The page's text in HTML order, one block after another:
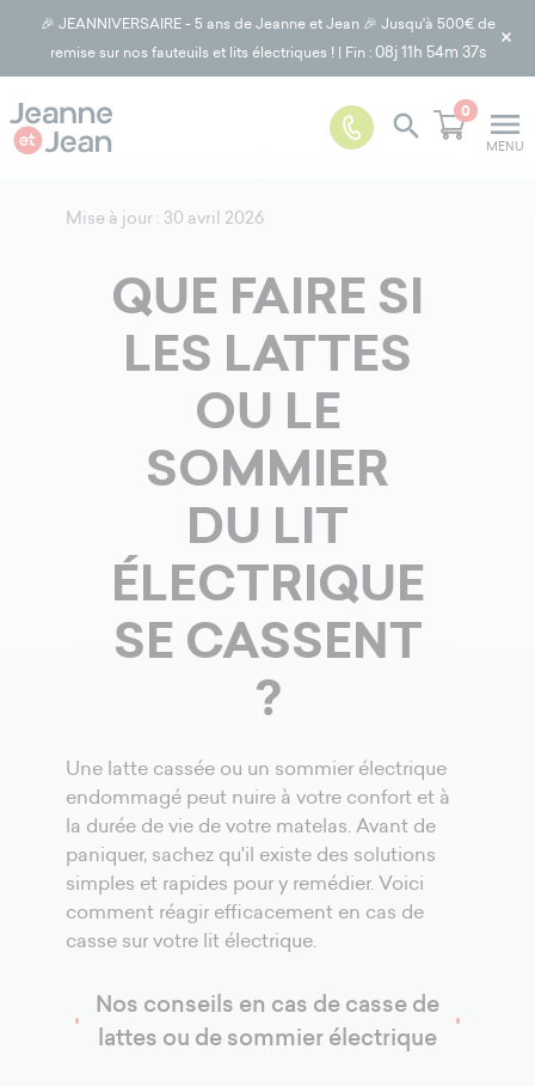
🎉 JEANNIVERSAIRE - 5 ans de Jeanne et Jean 🎉 Jusqu'à 500€ de
remise sur nos fauteuils et lits électriques ! | Fin : 08j11h 54m 37s ×
 0 menu
MENU
Mise à jour : 30 avril 2026
QUE FAIRE SI
LES LATTES
OU LE
SOMMIER
DU LIT
ÉLECTRIQUE
SE CASSENT
?
Une latte cassée ou un sommier électrique
endommagé peut nuire à votre confort et à
la durée de vie de votre matelas. Avant de
paniquer, sachez qu'il existe des solutions
simples et rapides pour y remédier. Voici
comment réagir efficacement en cas de
casse sur votre lit électrique.
Nos conseils en cas de casse de
lattes ou de sommier électrique